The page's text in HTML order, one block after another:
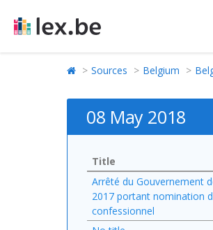
Sources Belgium
08 May 2018
Title
Arrêté du Gouvernement
2017 portant nomination
confessionnel